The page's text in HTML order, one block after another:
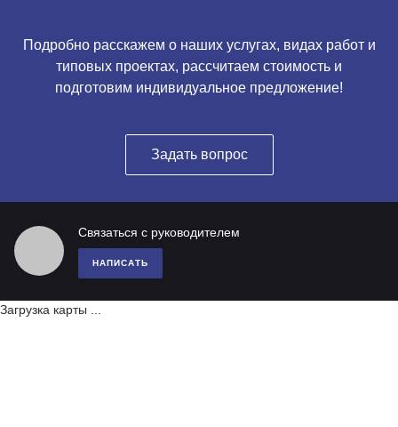
Подробно расскажем о наших услугах, видах работ и
типовых проектах, рассчитаем стоимость и
подготовим индивидуальное предложение!
Задать вопрос
Связаться с руководителем
НАПИСАТЬ
Загрузка карты ...